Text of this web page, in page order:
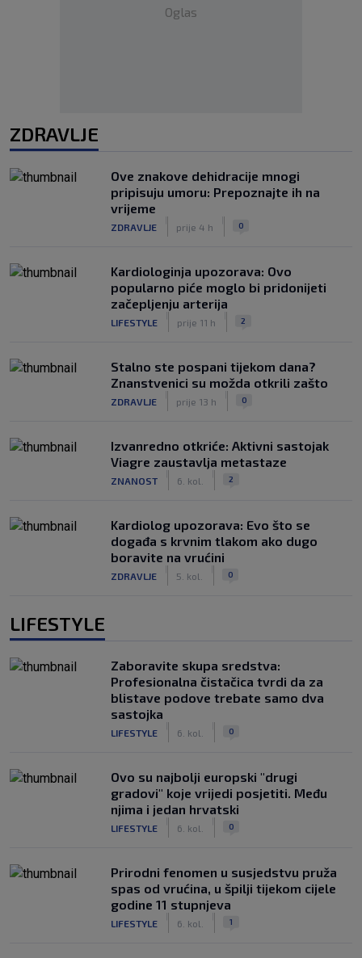
Oglas
ZDRAVLJE
Ove znakove dehidracije mnogi
pripisuju umoru: Prepoznajte ih na
vrijeme
ZDRAVLJE prije 4 h 0
Kardiologinja upozorava: Ovo
popularno piće moglo bi pridonijeti
začepljenju arterija
LIFESTYLE prije 11 h 2
Stalno ste pospani tijekom dana?
Znanstvenici su možda otkrili zašto
ZDRAVLJE prije 13 h 0
Izvanredno otkriće: Aktivni sastojak
Viagre zaustavlja metastaze
ZNANOST 6. kol. 2
Kardiolog upozorava: Evo što se
događa s krvnim tlakom ako dugo
boravite na vrućini
ZDRAVLJE 5. kol. 0
LIFESTYLE
Zaboravite skupa sredstva:
Profesionalna čistačica tvrdi da za
blistave podove trebate samo dva
sastojka
LIFESTYLE 6. kol. 0
Ovo su najbolji europski "drugi
gradovi" koje vrijedi posjetiti. Među
njima i jedan hrvatski
LIFESTYLE 6. kol. 0
Prirodni fenomen u susjedstvu pruža
spas od vrućina, u špilji tijekom cijele
godine 11 stupnjeva
LIFESTYLE 6. kol. 1